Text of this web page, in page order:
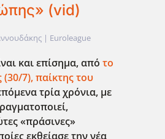
(vid)
| Euroleague
και επίσημα, από το
7), παίκτης του
τρία χρόνια, με
«πράσινες»
εκθείασε την νέα